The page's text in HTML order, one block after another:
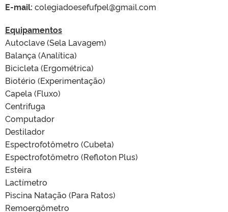
E-mail: colegiadoesefufpel@gmail.com
Equipamentos
Autoclave (Sela Lavagem)
Balança (Analítica)
Bicicleta (Ergométrica)
Biotério (Experimentação)
Capela (Fluxo)
Centrifuga
Computador
Destilador
Espectrofotômetro (Cubeta)
Espectrofotômetro (Refloton Plus)
Esteira
Lactímetro
Piscina Natação (Para Ratos)
Remoergômetro